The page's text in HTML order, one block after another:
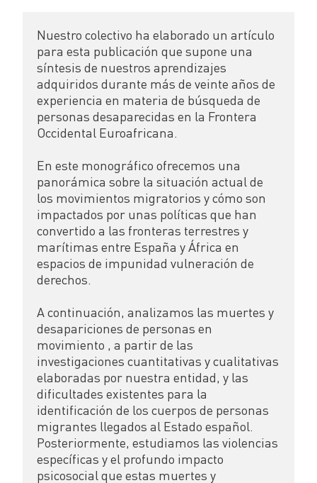
Nuestro colectivo ha elaborado un artículo
para esta publicación que supone una
síntesis de nuestros aprendizajes
adquiridos durante más de veinte años de
experiencia en materia de búsqueda de
personas desaparecidas en la Frontera
Occidental Euroafricana.
En este monográfico ofrecemos una
panorámica sobre la situación actual de
los movimientos migratorios y cómo son
impactados por unas políticas que han
convertido a las fronteras terrestres y
marítimas entre España y África en
espacios de impunidad vulneración de
derechos.
A continuación, analizamos las muertes y
desapariciones de personas en
movimiento , a partir de las
investigaciones cuantitativas y cualitativas
elaboradas por nuestra entidad, y las
dificultades existentes para la
identificación de los cuerpos de personas
migrantes llegados al Estado español.
Posteriormente, estudiamos las violencias
específicas y el profundo impacto
psicosocial que estas muertes y